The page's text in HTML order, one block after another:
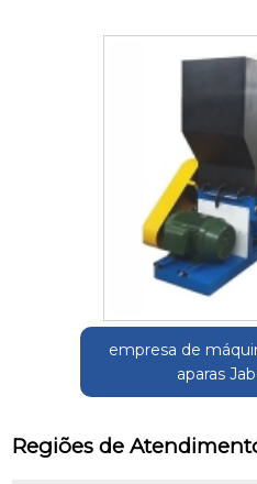
empresa de
aparas
Regiões de